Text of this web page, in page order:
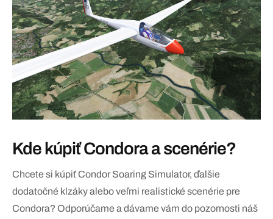
Kde kúpiť Condora a scenérie?
Chcete si kúpiť Condor Soaring Simulator, ďalšie
dodatočné klzáky alebo veľmi realistické scenérie pre
Condora? Odporúčame a dávame vám do pozornosti náš